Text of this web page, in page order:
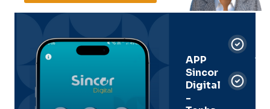
APP
Sincor
Digital
-